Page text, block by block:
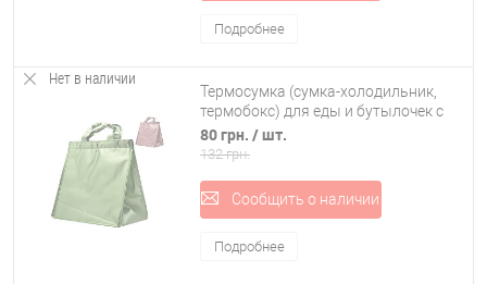
Подробнее
Нет в наличии
Термосумка (сумка-холодильник,
термобокс) для еды и бутылочек с
ручками 29*29*22см Stenson
(R26903)
80 грн. / шт.
132 грн.
Сообщить о наличии
Подробнее